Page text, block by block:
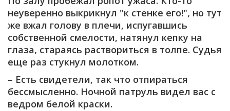
неуверенно выкрикнул "к стенке его!", но тут
же вжал голову в плечи, испугавшись
собственной смелости, натянул кепку на
глаза, стараясь раствориться в толпе. Судья
еще раз стукнул молотком.
– Есть свидетели, так что отпираться
бессмысленно. Ночной патруль видел вас с
ведром белой краски.